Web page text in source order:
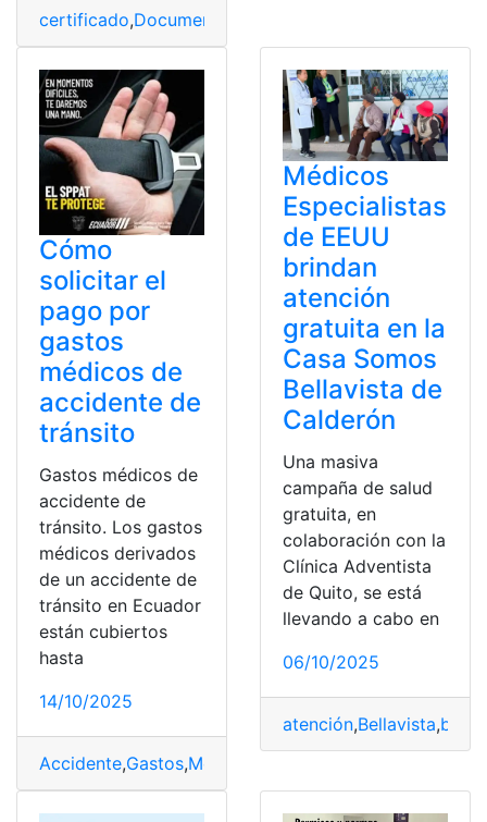
certificado,Documentos
Cómo
solicitar el
pago por
gastos
médicos de
accidente de
tránsito
Gastos médicos de
accidente de
tránsito. Los gastos
médicos derivados
de un accidente de
tránsito en Ecuador
están cubiertos
hasta
14/10/2025
Accidente,Gastos,Médicos
Médicos
Especialistas
de EEUU
brindan
atención
gratuita en la
Casa Somos
Bellavista de
Calderón
Una masiva
campaña de salud
gratuita, en
colaboración con la
Clínica Adventista
de Quito, se está
llevando a cabo en
06/10/2025
atención,Bellavista,